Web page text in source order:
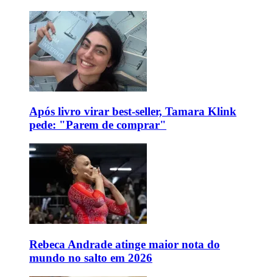
Após livro virar best-seller, Tamara Klink
pede: "Parem de comprar"
Rebeca Andrade atinge maior nota do
mundo no salto em 2026